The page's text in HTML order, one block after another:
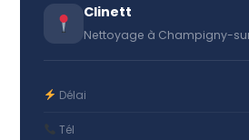
Clinett
Nettoyage à Champigny-
Délai
Tél